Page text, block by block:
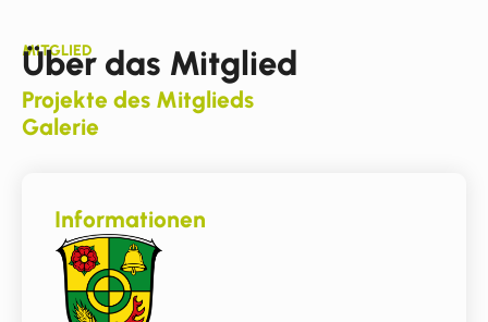
MITGLIED
Über das Mitglied
Projekte des Mitglieds
Galerie
Informationen